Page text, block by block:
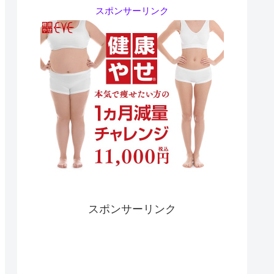
スポンサーリンク
スポンサーリンク